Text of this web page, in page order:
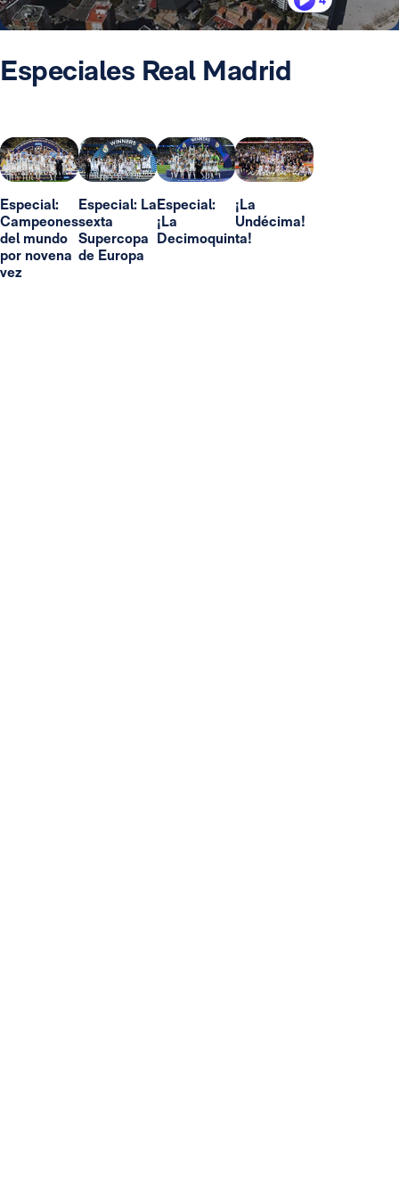
Especiales Real Madrid
Especial:
Campeones
del mundo
por novena
vez
Especial: La
sexta
Supercopa
de Europa
Especial:
¡La
Decimoquinta!
¡La
Undécima!